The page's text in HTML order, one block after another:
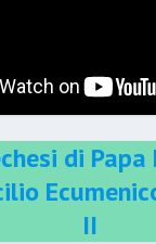
di Papa
II